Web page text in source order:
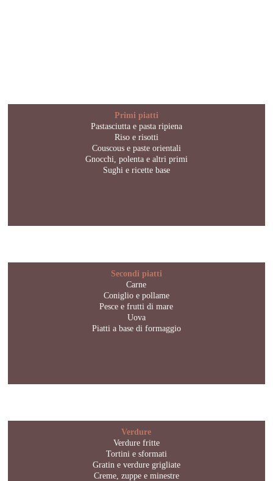
Primi piatti
Pastasciutta e pasta ripiena
Riso e risotti
Couscous e paste orientali
Gnocchi, polenta e altri primi
Sughi e ricette base
Secondi piatti
Carne
Coniglio e pollame
Pesce e frutti di mare
Uova
Piatti a base di formaggio
Verdure
Verdure fritte
Tortini e sformati
Gratin e verdure grigliate
Creme, zuppe e minestre